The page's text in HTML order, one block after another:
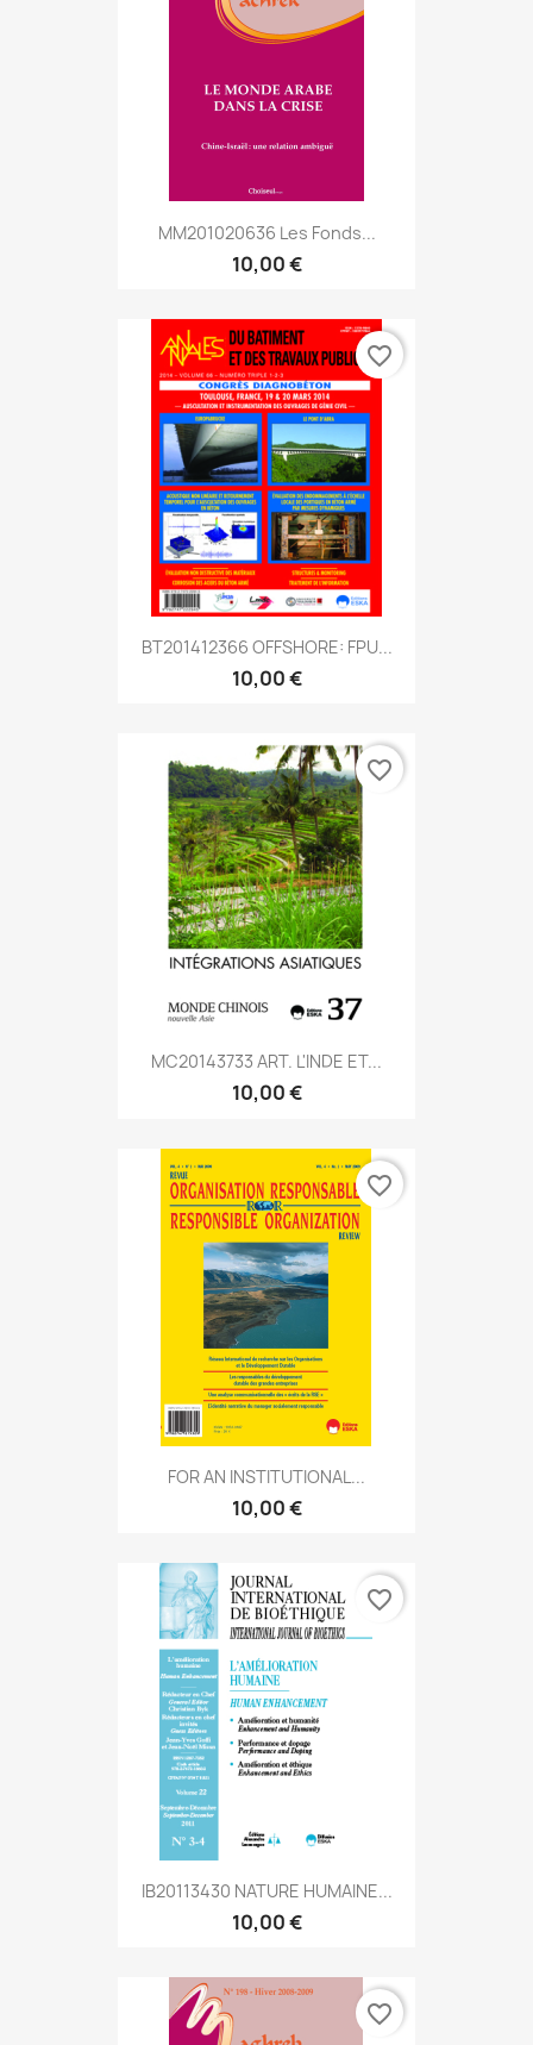
MM201020636 Les Fonds...
10,00 €
BT201412366 OFFSHORE: FPU...
10,00 €
favorite_border
MC20143733 ART. L'INDE ET...
10,00 €
favorite_border
FOR AN INSTITUTIONAL...
10,00 €
favorite_border
IB20113430 NATURE HUMAINE...
10,00 €
favorite_border
favorite_border